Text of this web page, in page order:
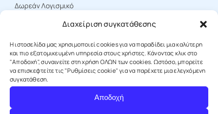
Διαχείριση συγκατάθεσης
Η ιστοσελίδα μας χρησιμοποιεί cookies για να παραδίδει μια καλύτερη
και πιο εξατομικευμένη υπηρεσία στους χρήστες. Κάνοντας κλικ στο
"Αποδοχή", συναινείτε στη χρήση ΟΛΩΝ των cookies. Ωστόσο, μπορείτε
να επισκεφτείτε τις "Ρυθμίσεις cookie" για να παρέχετε μια ελεγχόμενη
συγκατάθεση.
Αποδοχή
Δωρεάν Λογισμικό
ΕΠΙΚΟΙΝΩΝΙΑ
T: +30 25310 39000